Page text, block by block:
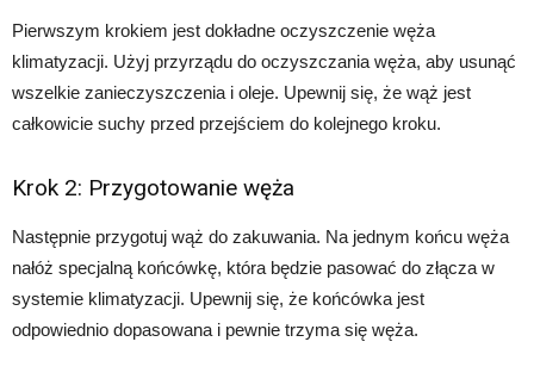
Pierwszym krokiem jest dokładne oczyszczenie węża
klimatyzacji. Użyj przyrządu do oczyszczania węża, aby usunąć
wszelkie zanieczyszczenia i oleje. Upewnij się, że wąż jest
całkowicie suchy przed przejściem do kolejnego kroku.
Krok 2: Przygotowanie węża
Następnie przygotuj wąż do zakuwania. Na jednym końcu węża
nałóż specjalną końcówkę, która będzie pasować do złącza w
systemie klimatyzacji. Upewnij się, że końcówka jest
odpowiednio dopasowana i pewnie trzyma się węża.